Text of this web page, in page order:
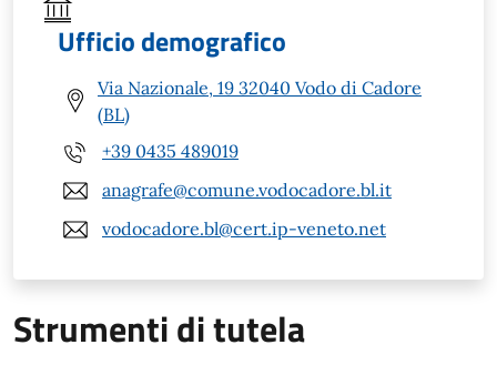
Ufficio demografico
Via Nazionale, 19 32040 Vodo di Cadore
(BL)
+39 0435 489019
anagrafe@comune.vodocadore.bl.it
vodocadore.bl@cert.ip-veneto.net
Strumenti di tutela